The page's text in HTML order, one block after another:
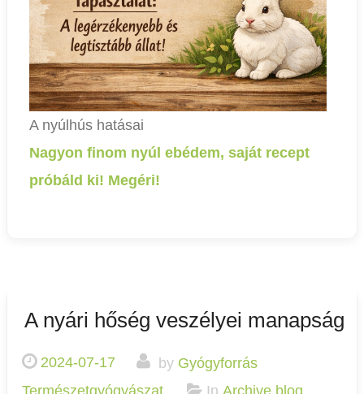
A nyúlhús hatásai
Nagyon finom nyúl ebédem, saját recept
próbáld ki! Megéri!
A nyári hőség veszélyei manapság
2024-07-17 by Gyógyforrás
Természetgyógyászat
In Archive blog